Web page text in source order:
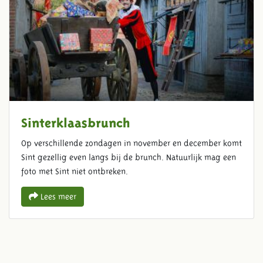
Sinterklaasbrunch
Op verschillende zondagen in november en december komt
Sint gezellig even langs bij de brunch. Natuurlijk mag een
foto met Sint niet ontbreken.
Lees meer